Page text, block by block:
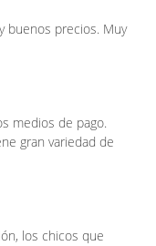
buenos precios. Muy
medios de pago.
gran variedad de
los chicos que